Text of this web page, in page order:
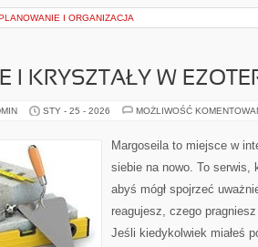
I ORGANIZACJA
I KRYSZTAŁY W
STY - 25 - 2026 MOŻLIWOŚĆ
Margoseila to miejsce w
siebie na nowo. To serwis,
abyś mógł spojrzeć
reagujesz, czego
Jeśli kiedykolwiek miałeś